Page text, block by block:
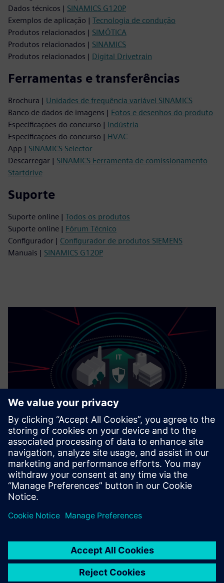
Dados técnicos | SINAMICS G120P
Exemplos de aplicação | Tecnologia de condução
Produtos relacionados | SIMÓTICA
Produtos relacionados | SINAMICS
Produtos relacionados | Digital Drivetrain
Ferramentas e transferências
Brochura | Unidades de frequência variável SINAMICS
Banco de dados de imagens | Fotos e desenhos do produto
Especificações do concurso | Indústria
Especificações do concurso | HVAC
App | SINAMICS Selector
Descarregar | SINAMICS Ferramenta de comissionamento
Startdrive
Suporte
Suporte online | Todos os produtos
Suporte online | Fórum Técnico
Configurador | Configurador de produtos SIEMENS
Manuais | SINAMICS G120P
Cybersecurity para a indústria
Informações de Security
A fim de proteger instalações, sistemas, máquinas e redes
manter continuamente — um conceito holístico de
soluções da Siemens formam apenas um elemento desse
conceito. Para mais informações sobre segurança
industrial, por favor visite.